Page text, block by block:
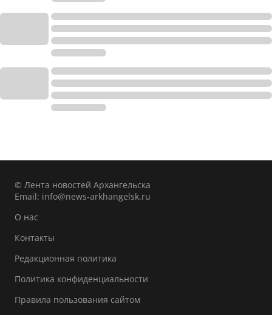
© Лента новостей Архангельска
Email: info@news-arkhangelsk.ru
О нас
Контакты
Редакционная политика
Политика конфиденциальности
Правила пользования сайтом